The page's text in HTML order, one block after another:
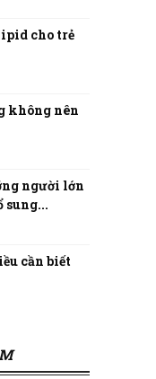
cho trẻ
không nên
người lớn
sung...
cần biết